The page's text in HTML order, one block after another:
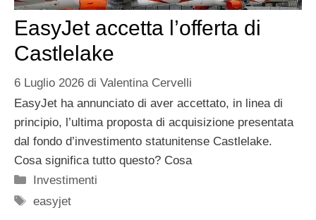
EasyJet accetta l’offerta di
Castlelake
6 Luglio 2026 di Valentina Cervelli
EasyJet ha annunciato di aver accettato, in linea di
principio, l’ultima proposta di acquisizione presentata
dal fondo d’investimento statunitense Castlelake.
Cosa significa tutto questo? Cosa
Categorie
Investimenti
Tag
easyjet